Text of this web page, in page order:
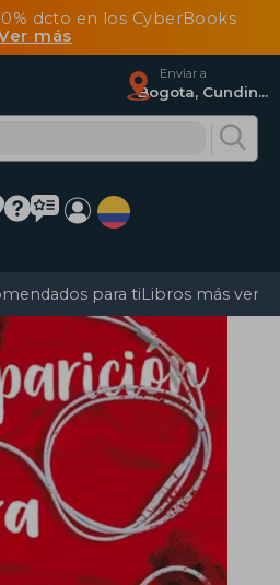
dcto en los CyberBooks
más
Enviar a
Bogota, Cundinamarca
para tiLibros más